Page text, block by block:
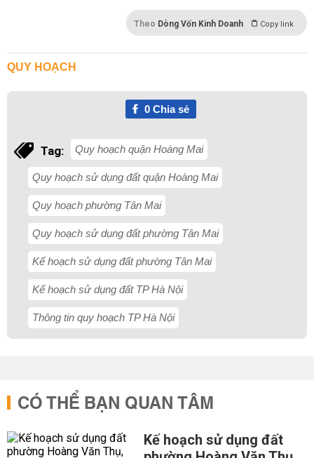
Theo Dòng Vốn Kinh Doanh Copy link
QUY HOẠCH
0Chia sẻ
Tag: Quy hoạch quận Hoàng Mai
Quy hoạch sử dụng đất quận Hoàng Mai
Quy hoạch phường Tân Mai
Quy hoạch sử dụng đất phường Tân Mai
Kế hoạch sử dụng đất phường Tân Mai
Kế hoạch sử dụng đất TP Hà Nội
Thông tin quy hoạch TP Hà Nội
CÓ THỂ BẠN QUAN TÂM
Kế hoạch sử dụng đất